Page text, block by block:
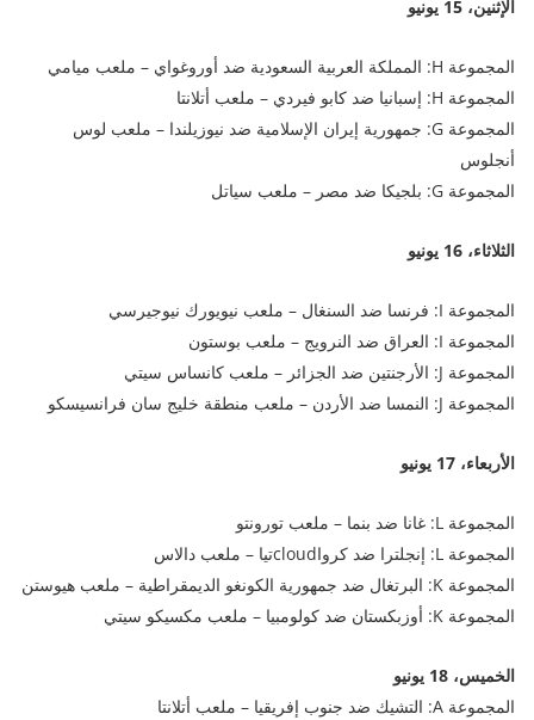
الإثنين، 15 يونيو
المجموعة H: المملكة العربية السعودية ضد أوروغواي – ملعب ميامي
المجموعة H: إسبانيا ضد كابو فيردي – ملعب أتلانتا
المجموعة G: جمهورية إيران الإسلامية ضد نيوزيلندا – ملعب لوس
أنجلوس
المجموعة G: بلجيكا ضد مصر – ملعب سياتل
الثلاثاء، 16 يونيو
المجموعة I: فرنسا ضد السنغال – ملعب نيويورك نيوجيرسي
المجموعة I: العراق ضد النرويج – ملعب بوستون
المجموعة J: الأرجنتين ضد الجزائر – ملعب كانساس سيتي
المجموعة J: النمسا ضد الأردن – ملعب منطقة خليج سان فرانسيسكو
الأربعاء، 17 يونيو
المجموعة L: غانا ضد بنما – ملعب تورونتو
المجموعة L: إنجلترا ضد كرواcloudتيا – ملعب دالاس
المجموعة K: البرتغال ضد جمهورية الكونغو الديمقراطية – ملعب هيوستن
المجموعة K: أوزبكستان ضد كولومبيا – ملعب مكسيكو سيتي
الخميس، 18 يونيو
المجموعة A: التشيك ضد جنوب إفريقيا – ملعب أتلانتا